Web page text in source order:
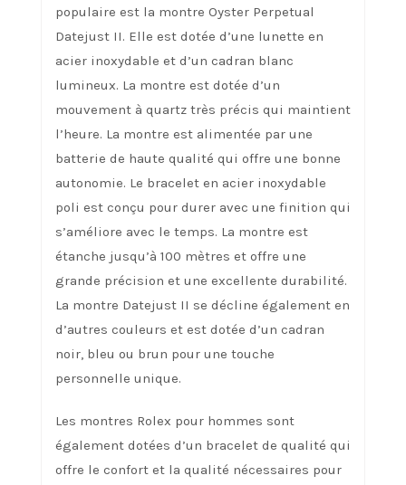
populaire est la montre Oyster Perpetual
Datejust II. Elle est dotée d’une lunette en
acier inoxydable et d’un cadran blanc
lumineux. La montre est dotée d’un
mouvement à quartz très précis qui maintient
l’heure. La montre est alimentée par une
batterie de haute qualité qui offre une bonne
autonomie. Le bracelet en acier inoxydable
poli est conçu pour durer avec une finition qui
s’améliore avec le temps. La montre est
étanche jusqu’à 100 mètres et offre une
grande précision et une excellente durabilité.
La montre Datejust II se décline également en
d’autres couleurs et est dotée d’un cadran
noir, bleu ou brun pour une touche
personnelle unique.
Les montres Rolex pour hommes sont
également dotées d’un bracelet de qualité qui
offre le confort et la qualité nécessaires pour